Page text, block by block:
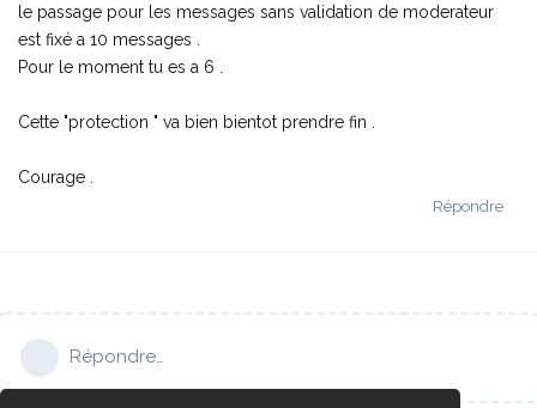
le passage pour les messages sans validation de moderateur
est fixé a 10 messages .
Pour le moment tu es a 6 .
Cette "protection " va bien bientot prendre fin .
Courage .
Répondre
Répondre…